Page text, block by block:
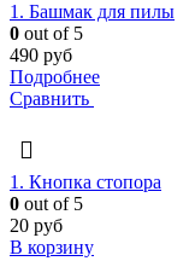
1. Башмак для пилы
0 out of 5
490 руб
Подробнее
Сравнить
1. Кнопка стопора
0 out of 5
20 руб
В корзину